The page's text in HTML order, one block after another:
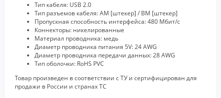
Тип кабеля: USB 2.0
Тип разъемов кабеля: AM [штекер] / BM [штекер]
Пропускная способность интерфейса: 480 Мбит/с
Коннекторы: никелированные
Материал проводника: медь
Диаметр проводника питания 5V: 24 AWG
Диаметр проводника передачи данных: 28 AWG
Тип оболочки: RoHS PVC
Товар произведен в соответствии с ТУ и сертифицирован для
продажи в России и странах ТС